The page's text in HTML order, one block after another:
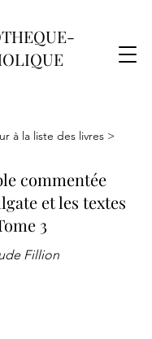
à la liste des livres >
commentée
et les textes
3
Fillion